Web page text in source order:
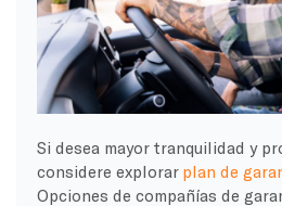
Si desea mayor tranquilidad y
considere explorar plan de
Opciones de compañías de